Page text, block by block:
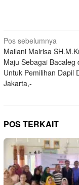
Navigasi
pos
Pos sebelumnya
Mailani Mairisa
Maju Sebagai Bacaleg
Untuk Pemilihan Dapil
Jakarta,-
POS TERKAIT